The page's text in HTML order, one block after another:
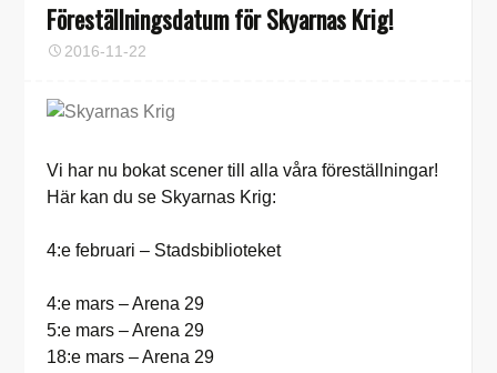
Föreställningsdatum för Skyarnas Krig!
2016-11-22
Vi har nu bokat scener till alla våra föreställningar!
Här kan du se Skyarnas Krig:
4:e februari – Stadsbiblioteket
4:e mars – Arena 29
5:e mars – Arena 29
18:e mars – Arena 29